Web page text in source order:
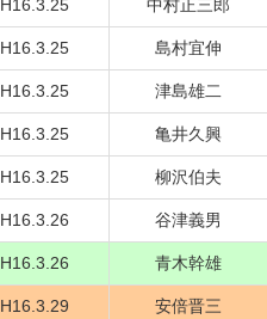
H16.3.25 中村正三郎
H16.3.25 島村宜伸
H16.3.25 津島雄二
H16.3.25 亀井久興
H16.3.25 柳沢伯夫
H16.3.26 谷津義男
H16.3.26 青木幹雄
H16.3.29 安倍晋三